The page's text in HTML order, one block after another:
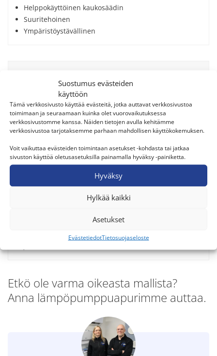
Suostumus evästeiden
käyttöön
Tämä verkkosivusto käyttää evästeitä, jotka auttavat verkkosivustoa
toimimaan ja seuraamaan kuinka olet vuorovaikutuksessa
verkkosivustomme kanssa. Näiden tietojen avulla kehitämme
verkkosivustoa tarjotaksemme parhaan mahdollisen käyttökokemuksen.
Voit vaikuttaa evästeiden toimintaan asetukset -kohdasta tai jatkaa
sivuston käyttöä oletusasetuksilla painamalla hyväksy -painiketta.
Hyväksy
Hylkää kaikki
Asetukset
EvästetiedotTietosuojaseloste
Helppokäyttöinen kaukosäädin
Suuritehoinen
Ympäristöystävällinen
GREE Console
Toimistoihin ja tiloihin, joissa ilmalämpöpumpun
Helppo puhdistaa ja huoltaa
Soveltuu hyvin toimistotiloihin
Etkö ole varma oikeasta mallista?
Anna lämpöpumppuapurimme auttaa.